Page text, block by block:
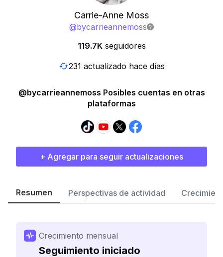
Carrie-Anne Moss
@bycarrieannemoss
119.7K seguidores
231 actualizado hace días
@bycarrieannemoss Posibles cuentas en otras
plataformas
+ Agregar para seguir actualizaciones
Resumen Perspectivas de actividad
Crecimiento mensual
Seguimiento iniciado